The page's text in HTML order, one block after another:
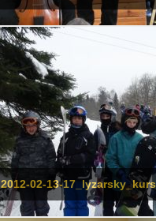
2012-02-13-17_lyzarsky_kurs